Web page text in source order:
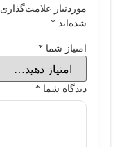
موردنیاز علامت‌گذاری
شده‌اند *
امتیاز شما *
دیدگاه شما *